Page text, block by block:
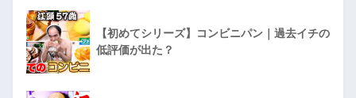
【初めてシリーズ】コンビニパン｜過去イチの
低評価が出た？